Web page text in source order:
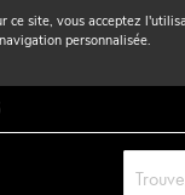
ce site, vous acceptez
personnalisée.